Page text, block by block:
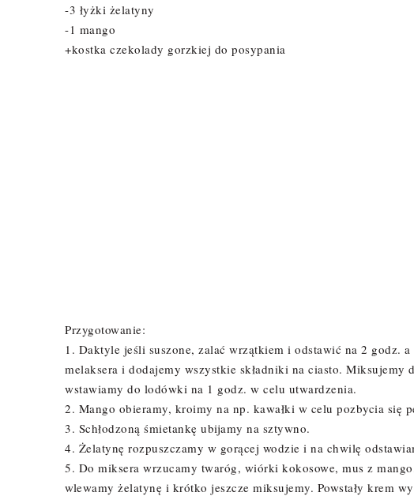
-3 łyżki żelatyny
-1 mango
+kostka czekolady gorzkiej do posypania
Przygotowanie:
1. Daktyle jeśli suszone, zalać wrzątkiem i odstawić na 2 godz.
melaksera i dodajemy wszystkie składniki na ciasto. Miksujemy
wstawiamy do lodówki na 1 godz. w celu utwardzenia.
2. Mango obieramy, kroimy na np. kawałki w celu pozbycia się
3. Schłodzoną śmietankę ubijamy na sztywno.
4. Żelatynę rozpuszczamy w gorącej wodzie i na chwilę
5. Do miksera wrzucamy twaróg, wiórki kokosowe, mus z
wlewamy żelatynę i krótko jeszcze miksujemy. Powstały krem